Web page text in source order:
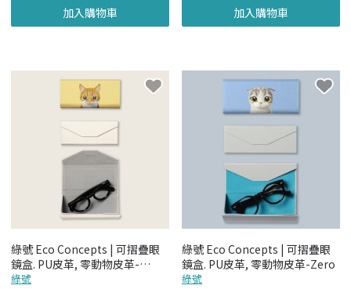
加入購物車 加入購物車
綠號 Eco Concepts | 可摺疊眼
鏡盒. PU皮革, 零動物皮革-
Cheese
綠號
綠號 Eco Concepts | 可摺疊眼
鏡盒. PU皮革, 零動物皮革-Zero
綠號